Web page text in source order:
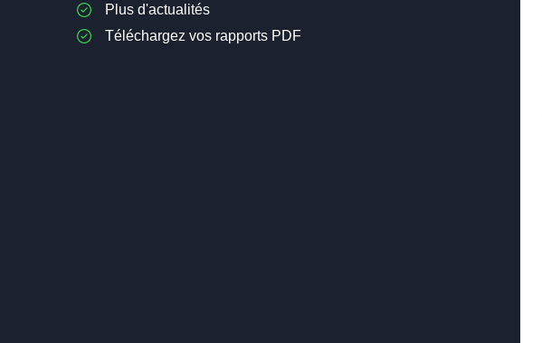
Plus d'actualités
Téléchargez vos rapports PDF